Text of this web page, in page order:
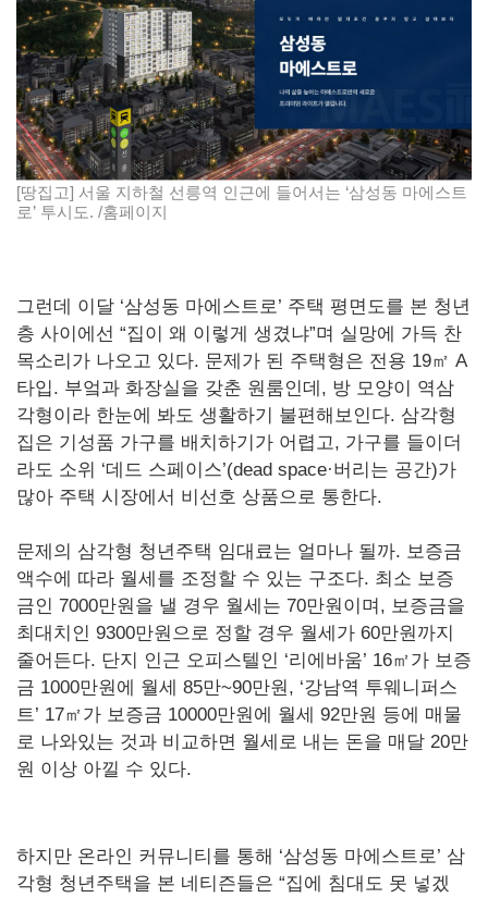
[땅집고] 서울 지하철 선릉역 인근에 들어서는 ‘삼성동 마에스트
로’ 투시도. /홈페이지
그런데 이달 ‘삼성동 마에스트로’ 주택 평면도를 본 청년
층 사이에선 “집이 왜 이렇게 생겼냐”며 실망에 가득 찬
목소리가 나오고 있다. 문제가 된 주택형은 전용 19㎡ A
타입. 부엌과 화장실을 갖춘 원룸인데, 방 모양이 역삼
각형이라 한눈에 봐도 생활하기 불편해보인다. 삼각형
집은 기성품 가구를 배치하기가 어렵고, 가구를 들이더
라도 소위 ‘데드 스페이스’(dead space·버리는 공간)가
많아 주택 시장에서 비선호 상품으로 통한다.
문제의 삼각형 청년주택 임대료는 얼마나 될까. 보증금
액수에 따라 월세를 조정할 수 있는 구조다. 최소 보증
금인 7000만원을 낼 경우 월세는 70만원이며, 보증금을
최대치인 9300만원으로 정할 경우 월세가 60만원까지
줄어든다. 단지 인근 오피스텔인 ‘리에바움’ 16㎡가 보증
금 1000만원에 월세 85만~90만원, ‘강남역 투웨니퍼스
트’ 17㎡가 보증금 10000만원에 월세 92만원 등에 매물
로 나와있는 것과 비교하면 월세로 내는 돈을 매달 20만
원 이상 아낄 수 있다.
하지만 온라인 커뮤니티를 통해 ‘삼성동 마에스트로’ 삼
각형 청년주택을 본 네티즌들은 “집에 침대도 못 넣겠